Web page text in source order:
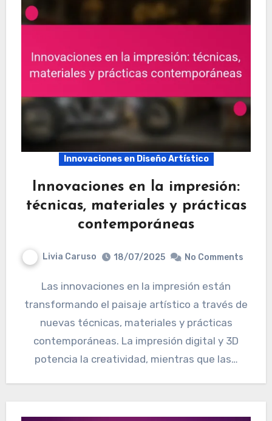
Innovaciones en Diseño Artístico
Innovaciones en la impresión:
técnicas, materiales y prácticas
contemporáneas
Livia Caruso 18/07/2025 No Comments
Las innovaciones en la impresión están
transformando el paisaje artístico a través de
nuevas técnicas, materiales y prácticas
contemporáneas. La impresión digital y 3D
potencia la creatividad, mientras que las…